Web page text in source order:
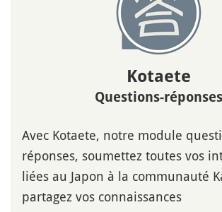
Kotaete
Questions-réponses
Avec Kotaete, notre module
réponses, soumettez toutes vos
liées au Japon à la communauté
partagez vos connaissances